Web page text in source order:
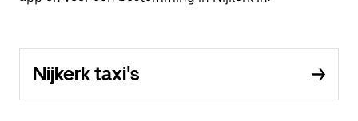
Nijkerk taxi's